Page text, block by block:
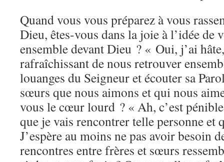
Quand vous vous préparez à vous
Dieu, êtes-vous dans la joie à l’idée de
ensemble devant Dieu ? « Oui, j’ai
rafraîchissant de nous retrouver
louanges du Seigneur et écouter sa
sœurs que nous aimons et qui nous
vous le cœur lourd ? « Ah, c’est
que je vais rencontrer telle personne et
J’espère au moins ne pas avoir besoin
rencontres entre frères et sœurs